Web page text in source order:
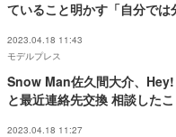
ていること明かす「自分では
2023.04.18 11:43
モデルプレス
Snow Man佐久間大介、
と最近連絡先交換 相談した
2023.04.18 11:27